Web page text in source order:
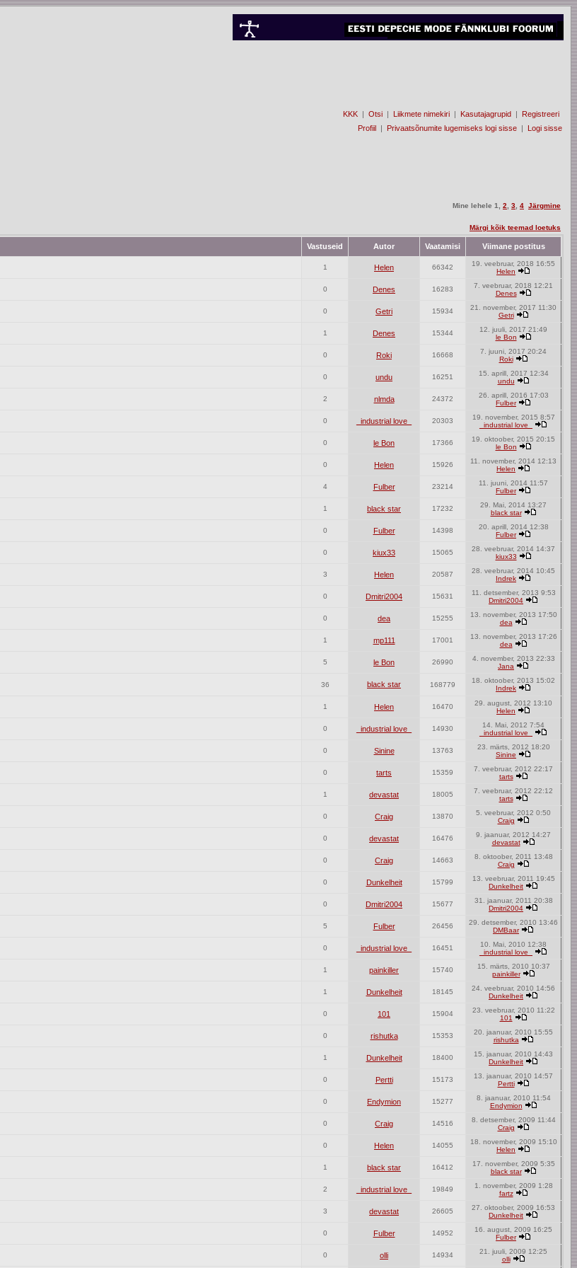
KKK | Otsi | Liikmete nimekiri | Kasutajagrupid | Registreeri
Profiil | Privaatsõnumite lugemiseks logi sisse | Logi sisse
Mine lehele 1 2 3 4 Järgmine
Märgi kõik teemad loetuks
Vastuseid Autor Vaatamisi Viimane postitus
1 Helen 66342
19. veebruar, 2018 16:55
Helen
0 Denes 16283
7. veebruar, 2018 12:21
Denes
0 Getri 15934
21. november, 2017 11:30
Getri
1 Denes 15344
12. juuli, 2017 21:49
le Bon
0 Roki 16668
7. juuni, 2017 20:24
Roki
0 undu 16251
15. aprill, 2017 12:34
undu
2 nlmda 24372
26. aprill, 2016 17:03
Fulber
0 _industrial love_ 20303
19. november, 2015 8:57
_industrial love_
0 le Bon 17366
19. oktoober, 2015 20:15
le Bon
0 Helen 15926
11. november, 2014 12:13
Helen
4 Fulber 23214
11. juuni, 2014 11:57
Fulber
1 black star 17232
29. Mai, 2014 13:27
black star
0 Fulber 14398
20. aprill, 2014 12:38
Fulber
0 kiux33 15065
28. veebruar, 2014 14:37
kiux33
3 Helen 20587
28. veebruar, 2014 10:45
Indrek
0 Dmitri2004 15631
11. detsember, 2013 9:53
Dmitri2004
0 dea 15255
13. november, 2013 17:50
dea
1 mp111 17001
13. november, 2013 17:26
dea
5 le Bon 26990
4. november, 2013 22:33
Jana
36 black star 168779
18. oktoober, 2013 15:02
Indrek
1 Helen 16470
29. august, 2012 13:10
Helen
0 _industrial love_ 14930
14. Mai, 2012 7:54
_industrial love_
0 Sinine 13763
23. märts, 2012 18:20
Sinine
0 tarts 15359
7. veebruar, 2012 22:17
tarts
1 devastat 18005
7. veebruar, 2012 22:12
tarts
0 Craig 13870
5. veebruar, 2012 0:50
Craig
0 devastat 16476
9. jaanuar, 2012 14:27
devastat
0 Craig 14663
8. oktoober, 2011 13:48
Craig
0 Dunkelheit 15799
13. veebruar, 2011 19:45
Dunkelheit
0 Dmitri2004 15677
31. jaanuar, 2011 20:38
Dmitri2004
5 Fulber 26456
29. detsember, 2010 13:46
DMBaar
0 _industrial love_ 16451
10. Mai, 2010 12:38
_industrial love_
1 painkiller 15740
15. märts, 2010 10:37
painkiller
1 Dunkelheit 18145
24. veebruar, 2010 14:56
Dunkelheit
0 101 15904
23. veebruar, 2010 11:22
101
0 rishutka 15353
20. jaanuar, 2010 15:55
rishutka
1 Dunkelheit 18400
15. jaanuar, 2010 14:43
Dunkelheit
0 Pertti 15173
13. jaanuar, 2010 14:57
Pertti
0 Endymion 15277
8. jaanuar, 2010 11:54
Endymion
0 Craig 14516
8. detsember, 2009 11:44
Craig
0 Helen 14055
18. november, 2009 15:10
Helen
1 black star 16412
17. november, 2009 5:35
black star
2 _industrial love_ 19849
1. november, 2009 1:28
fartz
3 devastat 26605
27. oktoober, 2009 16:53
Dunkelheit
0 Fulber 14952
16. august, 2009 16:25
Fulber
0 olli 14934
21. juuli, 2009 12:25
olli